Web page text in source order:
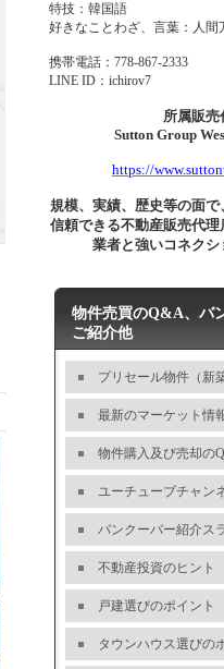
特技：韓国語
好きなことわざ、言葉：人間
携帯電話：778-867-2333
LINE ID：ichirov7
所属販売
Sutton Group
https://
規模、実績、歴史等の面
信頼できる不動産販売代
業者と強いコネクシ
物件売買のQ&A、バ
ご紹介他
プリセール物件（新
最新のマーケット情
物件購入及び売却の
ユーチューブチャン
バンクーバー紹介ス
不動産投資のヒント
戸建選びのポイント
タウンハウス選びの